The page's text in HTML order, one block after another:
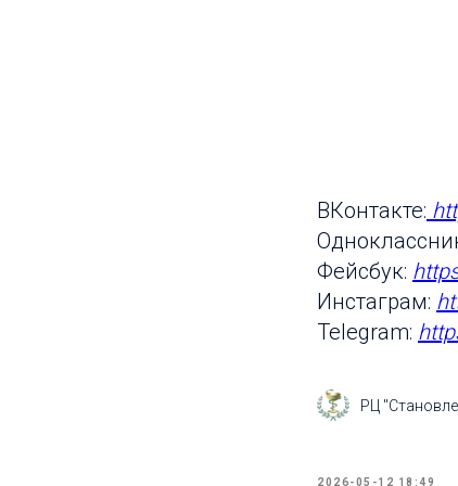
ВКонтакте:
Фейсбук:
Инстаграм:
Telegram:
РЦ
2026-05-12 18:49